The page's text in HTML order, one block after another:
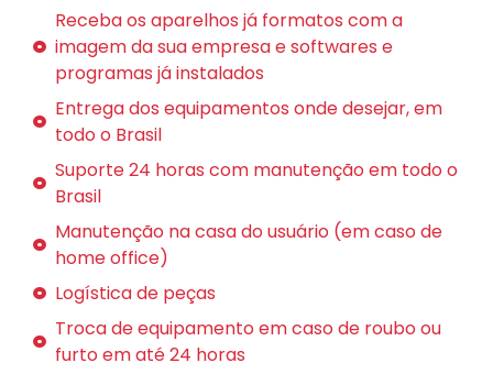
Receba os aparelhos já formatos com a
imagem da sua empresa e softwares e
programas já instalados
Entrega dos equipamentos onde desejar, em
todo o Brasil
Suporte 24 horas com manutenção em todo o
Brasil
Manutenção na casa do usuário (em caso de
home office)
Logística de peças
Troca de equipamento em caso de roubo ou
furto em até 24 horas